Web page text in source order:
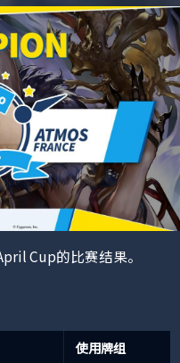
Cup的比赛结果。
使用牌组